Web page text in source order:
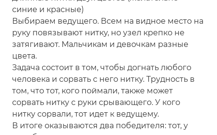
синие и красные)
Выбираем ведущего. Всем на видное место на
руку повязывают нитку, но узел крепко не
затягивают. Мальчикам и девочкам разные
цвета.
Задача состоит в том, чтобы догнать любого
человека и сорвать с него нитку. Трудность в
том, что тот, кого поймали, также может
сорвать нитку с руки срывающего. У кого
нитку сорвали, тот идет к ведущему.
В итоге оказываются два победителя: тот, у